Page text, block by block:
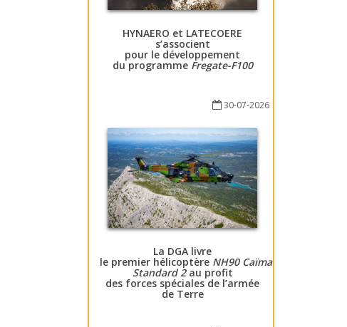
HYNAERO et LATECOERE
s’associent
pour le développement
du programme Fregate-F100
30-07-2026
La DGA livre
le premier hélicoptère NH90 Caïman
Standard 2au profit
des forces spéciales de l’armée
de Terre